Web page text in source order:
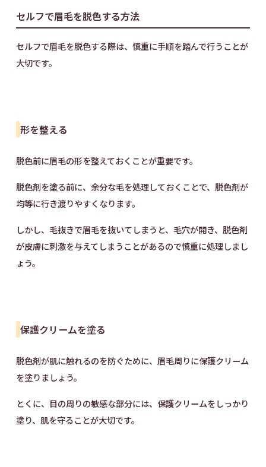
セルフで眉毛を脱色する方法
セルフで眉毛を脱色する際は、慎重に手順を踏んで行うことが
大切です。
形を整える
脱色前に眉毛の形を整えておくことが重要です。
脱色剤を塗る前に、余分な毛を処理しておくことで、脱色剤が
均等に行き渡りやすくなります。
しかし、毛抜きで眉毛を抜いてしまうと、毛穴が開き、脱色剤
が皮膚に刺激を与えてしまうことがあるので慎重に処理しまし
ょう。
保護クリームを塗る
脱色剤が肌に触れるのを防ぐために、眉毛周りに保護クリーム
を塗りましょう。
とくに、目の周りの敏感な部分には、保護クリームをしっかり
塗り、肌を守ることが大切です。